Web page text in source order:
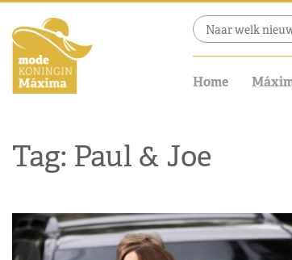
Home
Tag: Paul & Joe